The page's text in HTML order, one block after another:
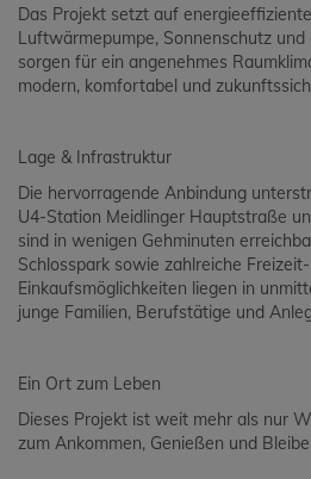
Das Projekt setzt auf
Luftwärmepumpe, Sonnenschutz
sorgen für ein angenehmes
modern, komfortabel und
Lage & Infrastruktur
Die hervorragende Anbindung
U4-Station Meidlinger Hauptstraße
sind in wenigen Gehminuten
Schlosspark sowie zahlreiche
Einkaufsmöglichkeiten liegen in
junge Familien, Berufstätige und
Ein Ort zum Leben
Dieses Projekt ist weit mehr als nur
zum Ankommen, Genießen und